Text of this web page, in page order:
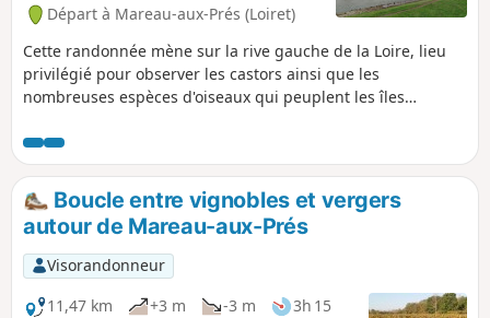
Départ à Mareau-aux-Prés (Loiret)
Cette randonnée mène sur la rive gauche de la Loire, lieu
privilégié pour observer les castors ainsi que les
nombreuses espèces d'oiseaux qui peuplent les îles
quatre saisons.
Boucle entre vignobles et vergers
autour de Mareau-aux-Prés
Visorandonneur
11,47 km
+3 m -3 m
3h 15